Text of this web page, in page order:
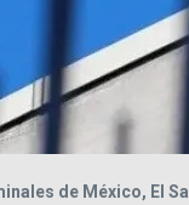
de México, El